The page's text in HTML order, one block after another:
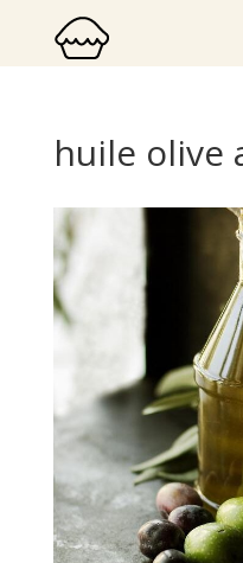
huile olive